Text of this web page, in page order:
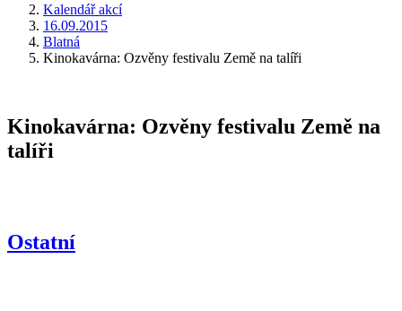
Kalendář akcí
16.09.2015
Blatná
Kinokavárna: Ozvěny festivalu Země na talíři
Kinokavárna: Ozvěny festivalu Země na
talíři
Ostatní